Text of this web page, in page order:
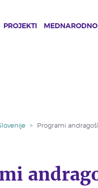
PROJEKTI
> Programi